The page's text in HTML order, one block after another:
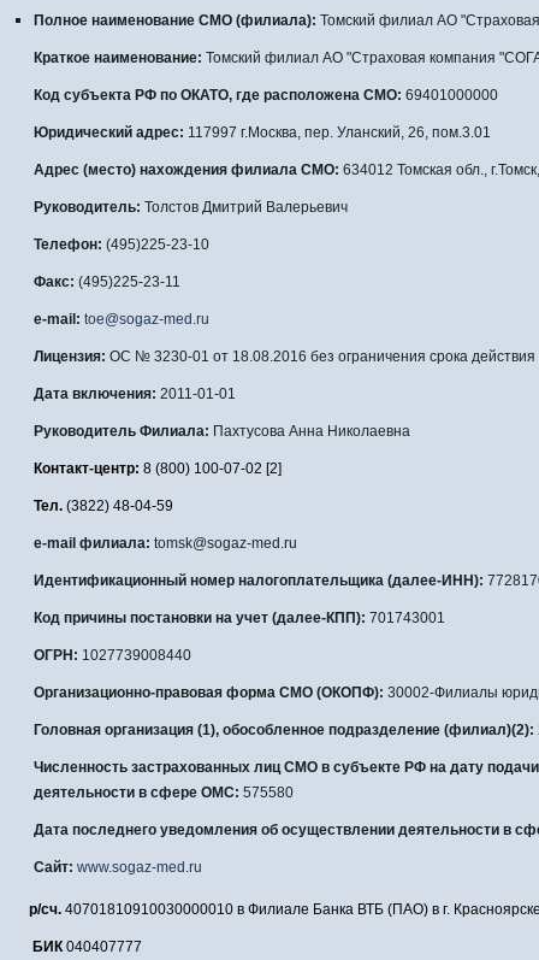
Полное наименование СМО (филиала): Томский филиал АО
Краткое наименование: Томский филиал АО "Страховая компания
Код субъекта РФ по ОКАТО, где расположена СМО: 69401000000
Юридический адрес: 117997 г.Москва, пер. Уланский, 26, пом.3.01
Адрес (место) нахождения филиала СМО: 634012 Томская обл.,
Руководитель: Толстов Дмитрий Валерьевич
Телефон: (495)225-23-10
Факс: (495)225-23-11
e-mail: toe@sogaz-med.ru
Лицензия: ОС № 3230-01 от 18.08.2016 без ограничения срока действия
Дата включения: 2011-01-01
Руководитель Филиала: Пахтусова Анна Николаевна
Контакт-центр: 8 (800) 100-07-02 [2]
Тел. (3822) 48-04-59
e-mail филиала: tomsk@sogaz-med.ru
Идентификационный номер налогоплательщика (далее-ИНН):
Код причины постановки на учет (далее-КПП): 701743001
ОГРН: 1027739008440
Организационно-правовая форма СМО (ОКОПФ): 30002-Филиалы
Головная организация (1), обособленное подразделение (филиал)(2):
Численность застрахованных лиц СМО в субъекте РФ на дату
деятельности в сфере ОМС: 575580
Дата последнего уведомления об осуществлении деятельности в
Сайт: www.sogaz-med.ru
р/сч. 40701810910030000010 в Филиале Банка ВТБ (ПАО) в г.
БИК 040407777